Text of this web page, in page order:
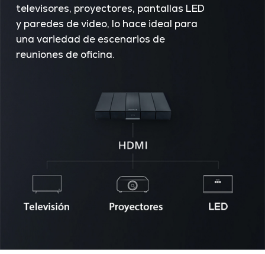
televisores, proyectores, pantallas LED
y paredes de video, lo hace ideal para
una variedad de escenarios de
reuniones de oficina.